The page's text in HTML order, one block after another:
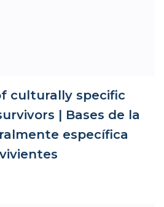
culturally specific
| Bases de la
específica